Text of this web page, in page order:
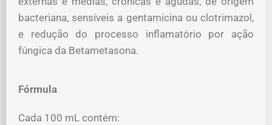
bacteriana, sensíveis a gentamicina ou clotrimazol,
e redução do processo inflamatório por ação
fúngica da Betametasona.
Fórmula
Cada 100 mL contém: